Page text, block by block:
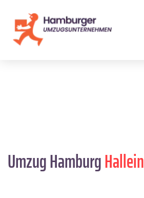
Umzug HamburgHallein